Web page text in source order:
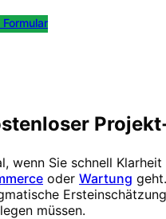
Formular
wenn Sie schnell
oder Wartung
müssen.